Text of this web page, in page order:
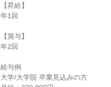
【昇給】
年1回
【賞与】
年2回
給与例
大学/大学院 卒業見込みの方